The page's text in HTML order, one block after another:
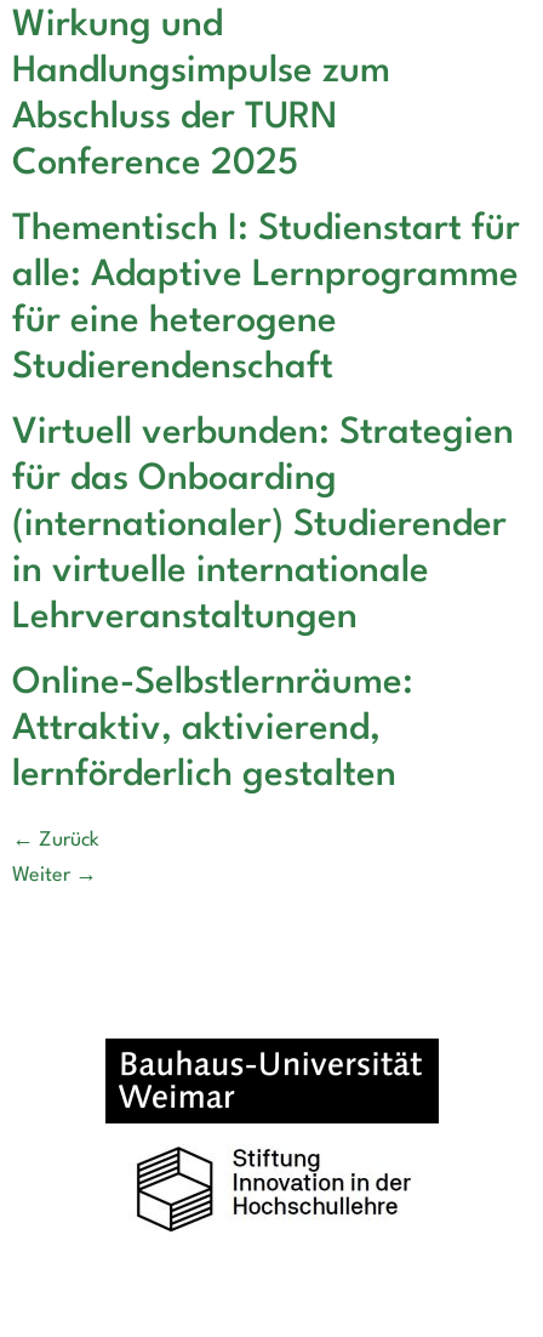
Wirkung und
Handlungsimpulse zum
Abschluss der TURN
Conference 2025
Thementisch I: Studienstart für
alle: Adaptive Lernprogramme
für eine heterogene
Studierendenschaft
Virtuell verbunden: Strategien
für das Onboarding
(internationaler) Studierender
in virtuelle internationale
Lehrveranstaltungen
Online-Selbstlernräume:
Attraktiv, aktivierend,
lernförderlich gestalten
← Zurück
Weiter →